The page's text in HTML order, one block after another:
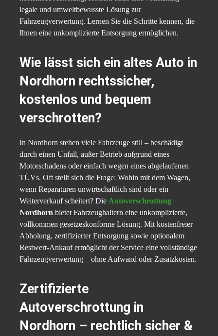
legale und umweltbewusste Lösung zur
Fahrzeugverwertung. Lernen Sie die Schritte kennen, die
Ihnen eine unkomplizierte Entsorgung ermöglichen.
Wie lässt sich ein altes Auto in
Nordhorn rechtssicher,
kostenlos und bequem
verschrotten?
In Nordhorn stehen viele Fahrzeuge still – beschädigt
durch einen Unfall, außer Betrieb aufgrund eines
Motorschadens oder einfach wegen eines abgelaufenen
TÜVs. Oft stellt sich die Frage: Wohin mit dem Wagen,
wenn Reparaturen unwirtschaftlich sind oder ein
Weiterverkauf scheitert? Die Autoverschrottung
Nordhorn bietet Fahrzeughaltern eine unkomplizierte,
vollkommen gesetzeskonforme Lösung. Mit kostenfreier
Abholung, zertifizierter Entsorgung sowie optionalem
Restwert-Ankauf ermöglicht der Service eine vollständige
Fahrzeugverwertung – ohne Aufwand oder Zusatzkosten.
Zertifizierte
Autoverschrottung in
Nordhorn – rechtlich sicher &